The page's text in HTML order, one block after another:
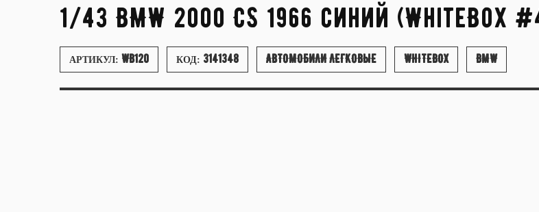
1/43 BMW 2000 CS 1966 синий (WhiteBox
АРТИКУЛ: WB120 КОД: 3141348 АВТОМОБИЛИ ЛЕГКОВЫЕ WHITEBOX BMW